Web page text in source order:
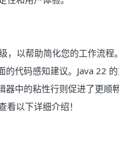
，以帮助简化您的工作流
代码感知建议。Java 22
中的粘性行则促进了更顺
以下详细介绍！